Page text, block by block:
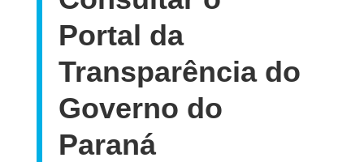
Portal da
Transparência do
Governo do
Paraná